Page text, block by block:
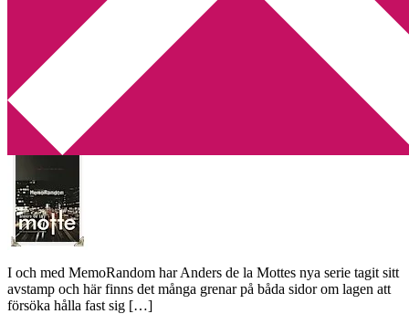
You are here:Home Archives for Anders de la Motte
Recension: MemoRandom av Anders de
la Motte
2014-07-14 byAnnika
I och med MemoRandom har Anders de la Mottes nya serie tagit sitt
avstamp och här finns det många grenar på båda sidor om lagen att
försöka hålla fast sig […]